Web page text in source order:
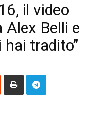
il video
Belli e
hai tradito”